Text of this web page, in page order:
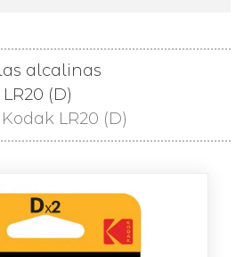
alcalinas
(D)
LR20 (D)